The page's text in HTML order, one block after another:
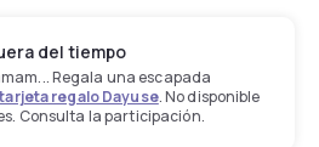
del tiempo
Regala una escapada
tarjeta regalo Dayuse. No disponible
Consulta la participación.